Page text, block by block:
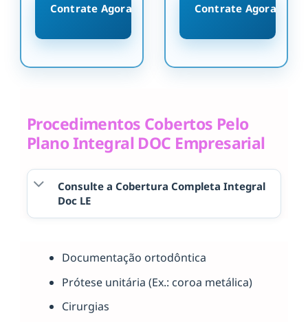
Contrate Agora Contrate Agora
Procedimentos Cobertos Pelo
Plano Integral DOC Empresarial
Consulte a Cobertura Completa Integral
Doc LE
Documentação ortodôntica
Prótese unitária (Ex.: coroa metálica)
Cirurgias